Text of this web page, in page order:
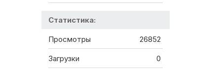
Статистика:
Просмотры 26852
Загрузки 0